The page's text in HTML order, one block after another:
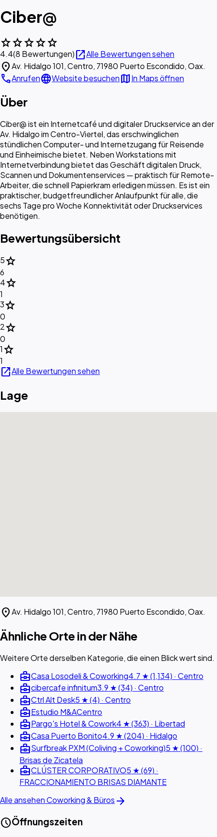
Ciber@
starstarstarstarstar
4.4(8 Bewertungen)open_in_newAlle Bewertungen sehen
location_onAv. Hidalgo 101, Centro, 71980 Puerto Escondido, Oax.
callAnrufenlanguageWebsite besuchenmapIn Maps öffnen
Über
Ciber@ ist ein Internetcafé und digitaler Druckservice an der
Av. Hidalgo im Centro-Viertel, das erschwinglichen
stündlichen Computer- und Internetzugang für Reisende
und Einheimische bietet. Neben Workstations mit
Internetverbindung bietet das Geschäft digitalen Druck,
Scannen und Dokumentenservices — praktisch für Remote-
Arbeiter, die schnell Papierkram erledigen müssen. Es ist ein
praktischer, budgetfreundlicher Anlaufpunkt für alle, die
sechs Tage pro Woche Konnektivität oder Druckservices
benötigen.
Bewertungsübersicht
5star
6
4star
1
3star
0
2star
0
1star
1
open_in_newAlle Bewertungen sehen
Lage
location_onAv. Hidalgo 101, Centro, 71980 Puerto Escondido, Oax.
Ähnliche Orte in der Nähe
Weitere Orte derselben Kategorie, die einen Blick wert sind.
business_centerCasa Losodeli & Coworking4.7 ★ (1,134) · Centro
business_centercibercafe infinitum3.9 ★ (34) · Centro
business_centerCtrl Alt Desk5 ★ (4) · Centro
business_centerEstudio M&ACentro
business_centerPargo's Hotel & Cowork4 ★ (363) · Libertad
business_centerCasa Puerto Bonito4.9 ★ (204) · Hidalgo
business_centerSurfbreak PXM (Coliving + Coworking)5 ★ (100) ·
Brisas de Zicatela
business_centerCLÚSTER CORPORATIVO5 ★ (69) ·
FRACCIONAMIENTO BRISAS DIAMANTE
Alle ansehen Coworking & Büros arrow_forward
scheduleÖffnungszeiten